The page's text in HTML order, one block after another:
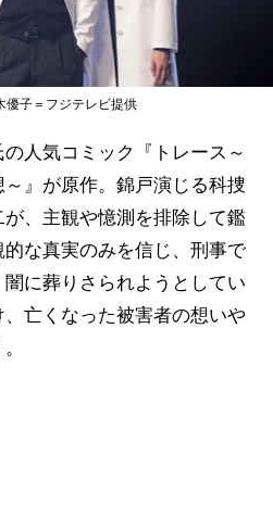
優子＝フジテレビ提供
人気コミック『トレース～
』が原作。錦戸演じる科捜
、主観や憶測を排除して鑑
な真実のみを信じ、刑事で
に葬りさられようとしてい
亡くなった被害者の想いや